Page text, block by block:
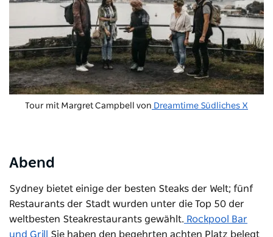
Tour mit Margret Campbell von Dreamtime Südliches X
Abend
Sydney bietet einige der besten Steaks der Welt; fünf
Restaurants der Stadt wurden unter die Top 50 der
weltbesten Steakrestaurants gewählt. Rockpool Bar
und Grill
Sie haben den begehrten achten Platz belegt